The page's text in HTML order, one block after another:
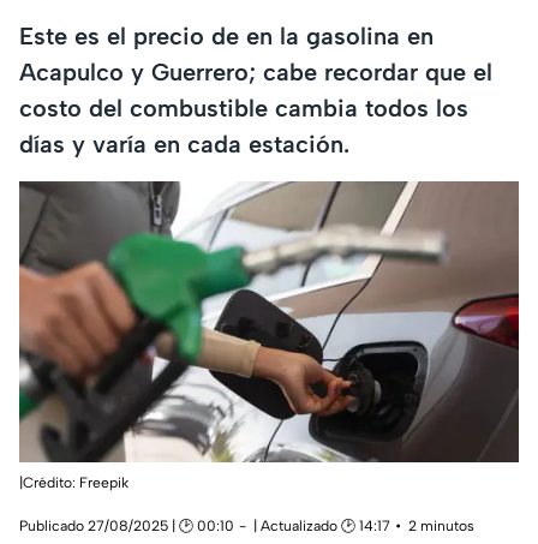
Este es el precio de en la gasolina en
Acapulco y Guerrero; cabe recordar que el
costo del combustible cambia todos los
días y varía en cada estación.
|Crédito: Freepik
Publicado 27/08/2025 | 🕑 00:10 | Actualizado 🕑 14:17
2 minutos